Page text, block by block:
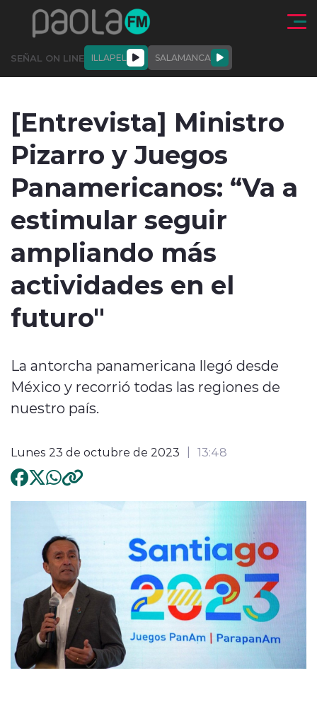
Click acá para ir directamente al contenido
SEÑAL ON LINE ILLAPEL SALAMANCA
ACTUALIDAD ENTREVISTAS
modo claro
[Entrevista] Ministro
Pizarro y Juegos
Panamericanos: “Va a
estimular seguir
ampliando más
actividades en el
futuro"
La antorcha panamericana llegó desde
México y recorrió todas las regiones de
nuestro país.
Lunes 23 de octubre de 2023 13:48